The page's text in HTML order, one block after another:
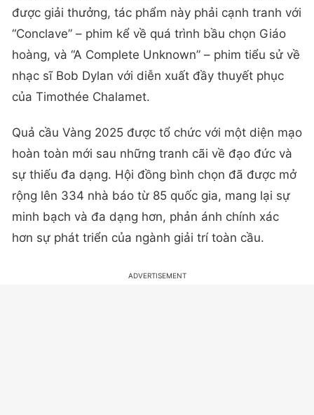
được giải thưởng, tác phẩm này phải cạnh tranh với
“Conclave” – phim kể về quá trình bầu chọn Giáo
hoàng, và “A Complete Unknown” – phim tiểu sử về
nhạc sĩ Bob Dylan với diễn xuất đầy thuyết phục
của Timothée Chalamet.
Quả cầu Vàng 2025 được tổ chức với một diện mạo
hoàn toàn mới sau những tranh cãi về đạo đức và
sự thiếu đa dạng. Hội đồng bình chọn đã được mở
rộng lên 334 nhà báo từ 85 quốc gia, mang lại sự
minh bạch và đa dạng hơn, phản ánh chính xác
hơn sự phát triển của ngành giải trí toàn cầu.